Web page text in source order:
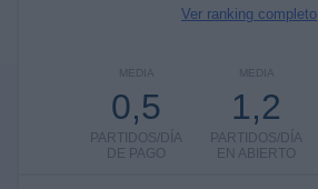
Ver ranking completo
MEDIA
1,2
PARTIDOS/DÍA
EN ABIERTO
MEDIA
0,5
PARTIDOS/DÍA
DE PAGO